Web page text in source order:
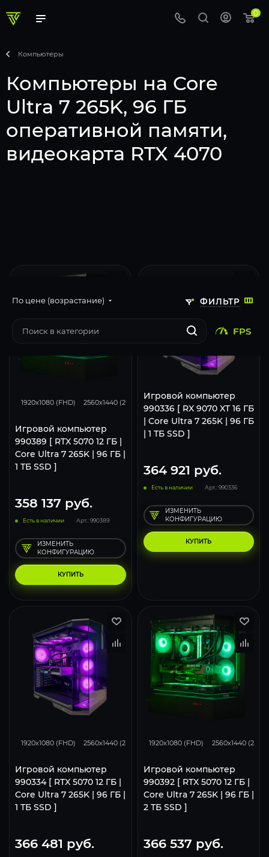
0
Компьютеры
Компьютеры на Core
Ultra 7 265K, 96 ГБ
оперативной памяти,
видеокарта RTX 4070
ФИЛЬТР
По цене (возрастание)
FPS
1920x1080 (FHD) 2560x1440 (2K) 3840x2160 (4K)
Игровой компьютер
990389 [ RTX 5070 12 ГБ |
Core Ultra 7 265K | 96 ГБ |
1 ТБ SSD ]
358 137 руб.
Есть в наличии Арт.: 990389
КУПИТЬ
ИЗМЕНИТЬ
КОНФИГУРАЦИЮ
Игровой компьютер
990336 [ RX 9070 XT 16 ГБ
| Core Ultra 7 265K | 96 ГБ
| 1 ТБ SSD ]
364 921 руб.
Есть в наличии Арт.: 990336
КУПИТЬ
ИЗМЕНИТЬ
КОНФИГУРАЦИЮ
1920x1080 (FHD) 2560x1440 (2K) 3840x2160 (4K)
Игровой компьютер
990334 [ RTX 5070 12 ГБ |
Core Ultra 7 265K | 96 ГБ |
1 ТБ SSD ]
366 481 руб.
1920x1080 (FHD) 2560x1440 (2K)
Игровой компьютер
990392 [ RTX 5070 12 ГБ |
Core Ultra 7 265K | 96 ГБ |
2 ТБ SSD ]
366 537 руб.